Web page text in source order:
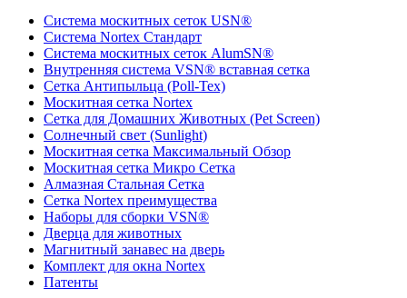
Система москитных сеток USN®
Система Nortex Стандарт
Система москитных сеток AlumSN®
Внутренняя система VSN® вставная сетка
Сетка Антипыльца (Poll-Tex)
Москитная сетка Nortex
Сетка для Домашних Животных (Pet Screen)
Солнечный свет (Sunlight)
Москитная сетка Максимальный Обзор
Москитная сетка Микро Сетка
Алмазная Стальная Сетка
Сетка Nortex преимущества
Наборы для сборки VSN®
Дверца для животных
Магнитный занавес на дверь
Комплект для окна Nortex
Патенты